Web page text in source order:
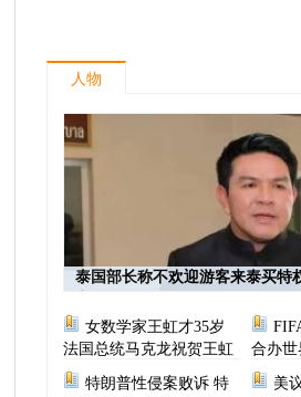
人物
泰国部长称不欢迎游客来泰买特
女数学家王虹才35岁
法国总统马克龙祝贺王虹
合办世
次选择
特朗普性侵案败诉 特
美